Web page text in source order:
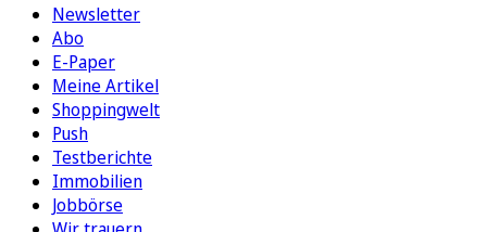
Newsletter
Abo
E-Paper
Meine Artikel
Shoppingwelt
Push
Testberichte
Immobilien
Jobbörse